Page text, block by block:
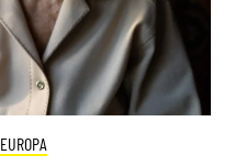
EUROPA